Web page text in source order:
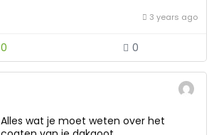
3 years ago
0 0
Alles wat je moet weten over het